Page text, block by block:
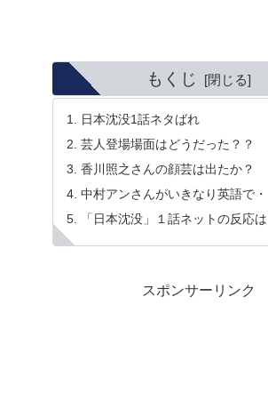
もくじ
日本沈没1話ネタばれ
芸人登場場面はどうだった？？
香川照之さんの顔芸は出たか？
中村アンさんがいきなり英語で・
「日本沈没」１話ネットの反応
スポンサーリンク